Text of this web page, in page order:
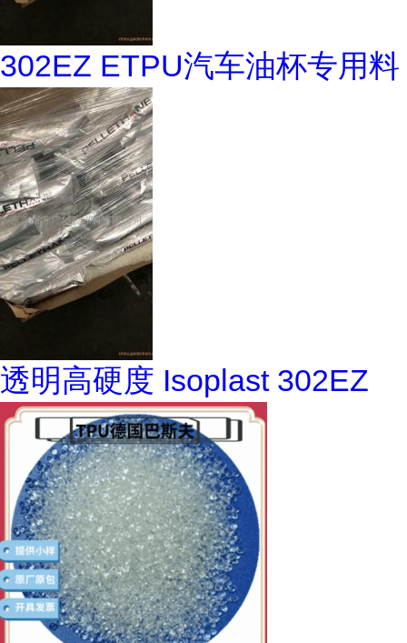
302EZ ETPU汽车油杯专用料
透明高硬度 Isoplast 302EZ